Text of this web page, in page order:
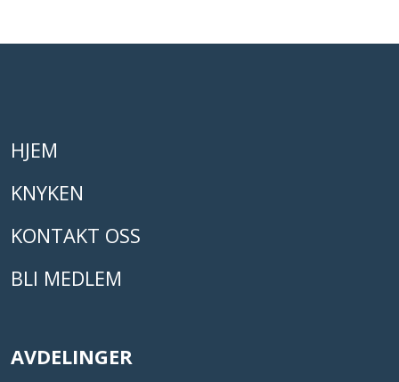
HJEM
KNYKEN
KONTAKT OSS
BLI MEDLEM
AVDELINGER